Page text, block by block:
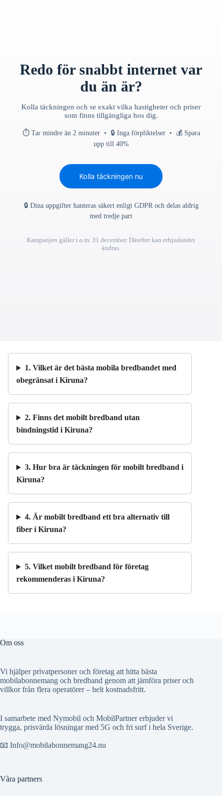
Redo för snabbt internet var
du än är?
Kolla täckningen och se exakt vilka hastigheter och priser
som finns tillgängliga hos dig.
⏱ Tar mindre än 2 minuter • 🔒 Inga förpliktelser • 💰 Spara
upp till 40%
Kolla täckningen nu
🔒 Dina uppgifter hanteras säkert enligt GDPR och delas aldrig
med tredje part
Kampanjen gäller t.o.m. 31 december. Därefter kan erbjudandet
ändras.
1. Vilket är det bästa mobila bredbandet med
obegränsat i Kiruna?
2. Finns det mobilt bredband utan
bindningstid i Kiruna?
3. Hur bra är täckningen för mobilt bredband i
Kiruna?
4. Är mobilt bredband ett bra alternativ till
fiber i Kiruna?
5. Vilket mobilt bredband för företag
rekommenderas i Kiruna?
Om oss
Vi hjälper privatpersoner och företag att hitta bästa
mobilabonnemang och bredband genom att jämföra priser och
villkor från flera operatörer – helt kostnadsfritt.
I samarbete med Nymobil och MobilPartner erbjuder vi
trygga, prisvärda lösningar med 5G och fri surf i hela Sverige.
📧 Info@mobilabonnemang24.nu
Våra partners